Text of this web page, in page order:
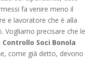
fa venire meno il
e lavoratore che è alla
Vogliamo precisare che le
Soci Bonola
come già detto, devono